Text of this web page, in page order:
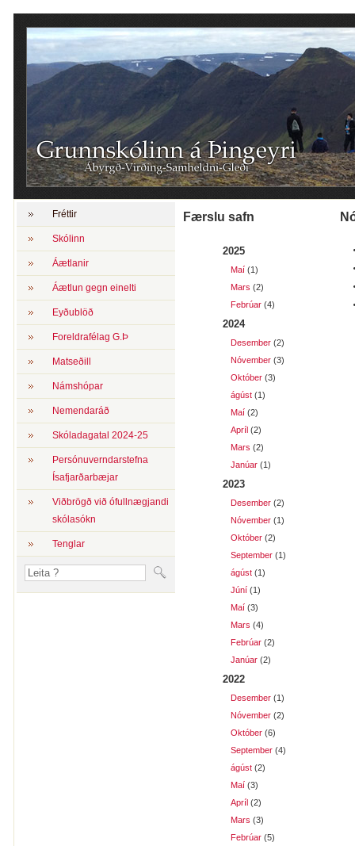
Fréttir
Skólinn
Áætlanir
Áætlun gegn einelti
Eyðublöð
Foreldrafélag G.Þ
Matseðill
Námshópar
Nemendaráð
Skóladagatal 2024-25
Persónuverndarstefna
Ísafjarðarbæjar
Viðbrögð við ófullnægjandi
skólasókn
Tenglar
Færslu safn
2025
Maí (1)
Mars (2)
Febrúar (4)
2024
Desember (2)
Nóvember (3)
Október (3)
ágúst (1)
Maí (2)
Apríl (2)
Mars (2)
Janúar (1)
2023
Desember (2)
Nóvember (1)
Október (2)
September (1)
ágúst (1)
Júní (1)
Maí (3)
Mars (4)
Febrúar (2)
Janúar (2)
2022
Desember (1)
Nóvember (2)
Október (6)
September (4)
ágúst (2)
Maí (3)
Apríl (2)
Mars (3)
Febrúar (5)